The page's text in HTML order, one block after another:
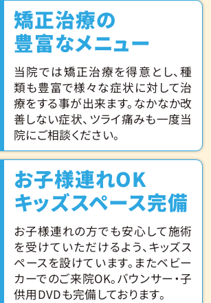
矯正治療の
豊富なメニュー
当院では矯正治療を得意とし、種
類も豊富で様々な症状に対して治
療をする事が出来ます。なかなか改
善しない症状、ツライ痛みも一度当
院にご相談ください。
お子様連れOK
キッズスペース完備
お子様連れの方でも安心して施術
を受けていただけるよう、キッズス
ペースを設けています。またベビー
カーでのご来院OK。バウンサー・子
供用DVDも完備しております。